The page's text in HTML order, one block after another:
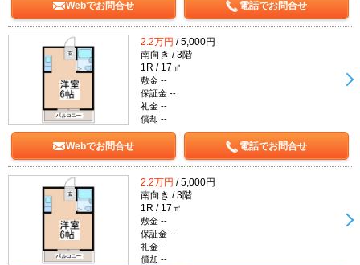
Webでお問合せ 電話でお問合せ
2.2万円 / 5,000円
南向き / 3階
1R / 17㎡
敷金 --
保証金 --
礼金 --
償却 --
Webでお問合せ 電話でお問合せ
2.2万円 / 5,000円
南向き / 3階
1R / 17㎡
敷金 --
保証金 --
礼金 --
償却 --